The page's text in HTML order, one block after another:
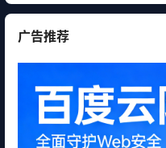
广告推荐